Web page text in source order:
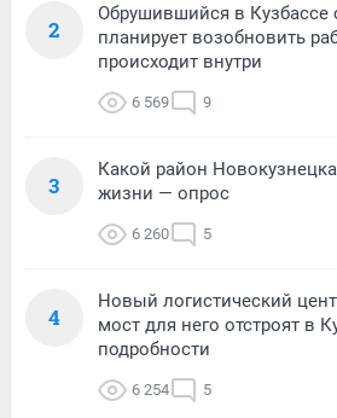
2
Обрушившийся в Кузбассе
планирует возобновить
происходит внутри
6 569 9
3
Какой район
жизни — опрос
6 260 5
4
Новый логистический
мост для него отстроят в
подробности
6 254 5